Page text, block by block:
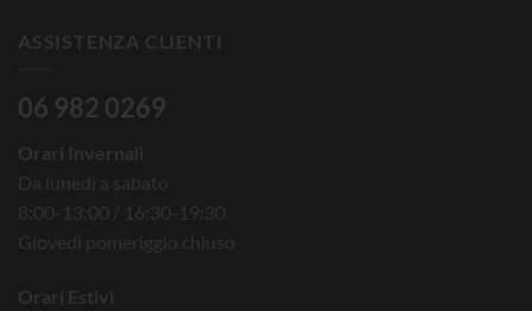
ASSISTENZA CLIENTI
06 982 0269
Orari Invernali
Da lunedì a sabato
8:00-13:00 / 16:30-19:30
Giovedì pomeriggio chiuso
Orari Estivi